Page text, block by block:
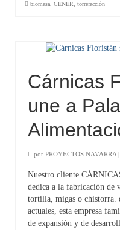
biomasa CENER torrefacción
Cárnicas
une a
por PROYECTOS NAVARRA |
Nuestro cliente
dedica a la fabricación de
tortilla, migas o chistorra.
actuales, esta empresa
de expansión y de